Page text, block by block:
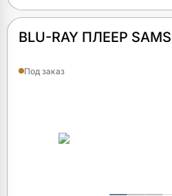
BLU-RAY ПЛЕЕР
Под заказ